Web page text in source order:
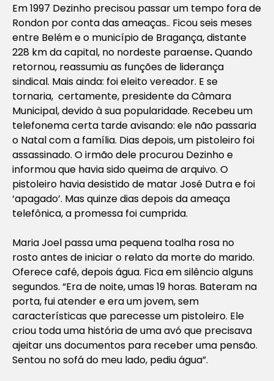
Em 1997 Dezinho precisou passar um tempo fora de
Rondon por conta das ameaças.. Ficou seis meses
entre Belém e o município de Bragança, distante
228 km da capital, no nordeste paraense.Quando
retornou, reassumiu as funções de liderança
sindical. Mais ainda: foi eleito vereador. E se
tornaria, certamente, presidente da Câmara
Municipal, devido à sua popularidade. Recebeu um
telefonema certa tarde avisando: ele não passaria
o Natal com a família. Dias depois, um pistoleiro foi
assassinado. O irmão dele procurou Dezinho e
informou que havia sido queima de arquivo. O
pistoleiro havia desistido de matar José Dutra e foi
‘apagado’. Mas quinze dias depois da ameaça
telefônica, a promessa foi cumprida.
Maria Joel passa uma pequena toalha rosa no
rosto antes de iniciar o relato da morte do marido.
Oferece café, depois água. Fica em silêncio alguns
segundos. “Era de noite, umas 19 horas. Bateram na
porta, fui atender e era um jovem, sem
características que parecesse um pistoleiro. Ele
criou toda uma história de uma avó que precisava
ajeitar uns documentos para receber uma pensão.
Sentou no sofá do meu lado, pediu água”.